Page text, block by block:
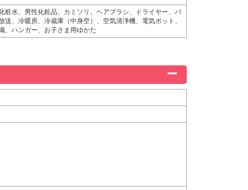
水、男性化粧品、カミソリ、ヘアブラシ、ドライヤー、バ
、冷暖房、冷蔵庫（中身空）、空気清浄機、電気ポット、
、ハンガー、お子さま用ゆかた